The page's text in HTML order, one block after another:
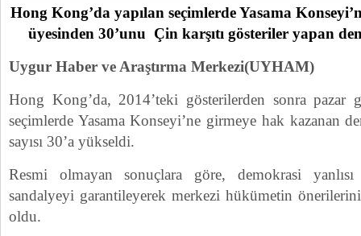
Hong Kong’da yapılan seçimlerde Yasama
üyesinden 30’unu Çin karşıtı gösteriler yapan
Uygur Haber ve Araştırma Merkezi(UYHAM)
Hong Kong’da, 2014’teki gösterilerden sonra pazar
seçimlerde Yasama Konseyi’ne girmeye hak kazanan
sayısı 30’a yükseldi.
Resmi olmayan sonuçlara göre, demokrasi
sandalyeyi garantileyerek merkezi hükümetin
oldu.